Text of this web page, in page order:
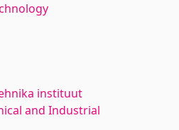
instituut
and Industrial